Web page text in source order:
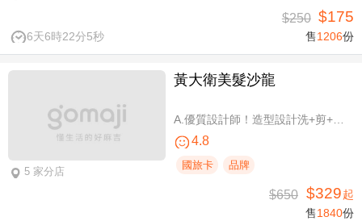
6天6時22分4秒
$250 $175
售1206份
5 家分店
黃大衛美髮沙龍
4.8
國旅卡 品牌
$650 $329起
售1840份